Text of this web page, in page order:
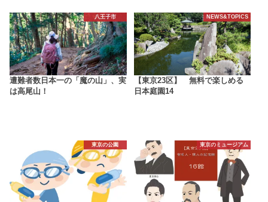
八王子市
遭難者数日本一の「魔の山」、実
は高尾山！
NEWS&TOPICS
【東京23区】 無料で楽しめる
日本庭園14
東京の公園 東京のミュージアム